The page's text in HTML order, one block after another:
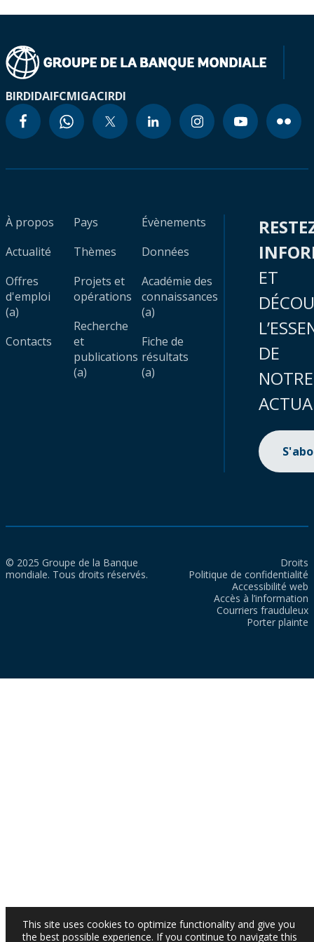
BIRDIDAIFCMIGACIRDI
À propos
Actualité
Offres
d'emploi
(a)
Contacts
Pays
Thèmes
Projets et
opérations
Recherche
et
publications
(a)
Évènements
Données
Académie des
connaissances
(a)
Fiche de
résultats
(a)
ET
DE
NOTRE
© 2025 Groupe de la Banque
mondiale. Tous droits réservés.
Droits
Politique de confidentialité
Accessibilité web
Accès à l’information
Courriers frauduleux
Porter plainte
This site uses cookies to optimize functionality and give you
the best possible experience. If you continue to navigate this